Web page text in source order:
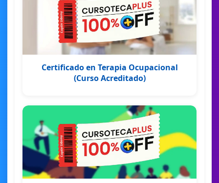
Certificado en Terapia Ocupacional
(Curso Acreditado)